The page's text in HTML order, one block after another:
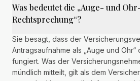
Was bedeutet die „Auge- und
Rechtsprechung“?
Sie besagt, dass der
Antragsaufnahme als „Auge und
fungiert. Was der
mündlich mitteilt, gilt als dem